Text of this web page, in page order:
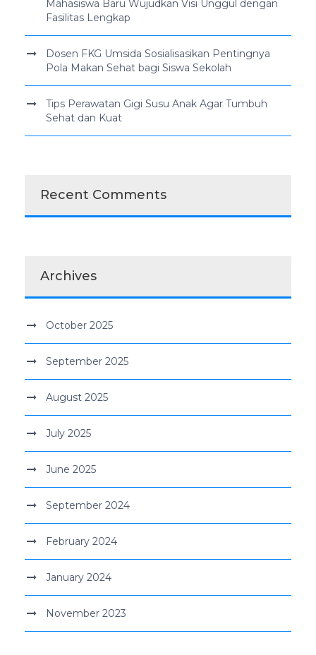
Mahasiswa Baru Wujudkan Visi Unggul dengan
Fasilitas Lengkap
Dosen FKG Umsida Sosialisasikan Pentingnya
Pola Makan Sehat bagi Siswa Sekolah
Tips Perawatan Gigi Susu Anak Agar Tumbuh
Sehat dan Kuat
Recent Comments
Archives
October 2025
September 2025
August 2025
July 2025
June 2025
September 2024
February 2024
January 2024
November 2023